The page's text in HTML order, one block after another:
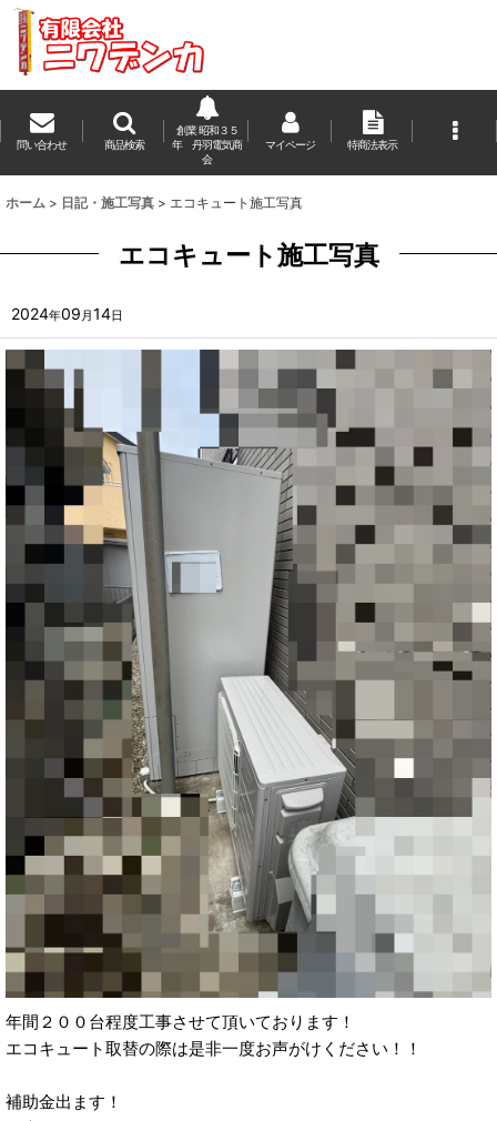
問い合わせ 商品検索
創業 昭和３５
年 丹羽電気商
会
マイページ 特商法表示
ホーム > 日記・施工写真 > エコキュート施工写真
エコキュート施工写真
2024年09 月14日
年間２００台程度工事させて頂いております！
エコキュート取替の際は是非一度お声がけください！！
補助金出ます！